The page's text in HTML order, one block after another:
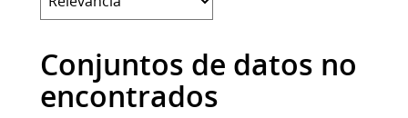
Conjuntos de datos no
encontrados